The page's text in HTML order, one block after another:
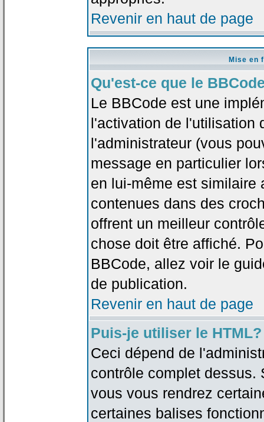
Revenir en haut de page
Mise en
Qu'est-ce que le
Le BBCode est une
l'activation de l'utilisation
l'administrateur (vous
message en particulier
en lui-même est similaire
contenues dans des
offrent un meilleur
chose doit être affiché.
BBCode, allez voir le
de publication.
Revenir en haut de page
Puis-je utiliser le HTML?
Ceci dépend de
contrôle complet dessus.
vous vous rendrez
certaines balises